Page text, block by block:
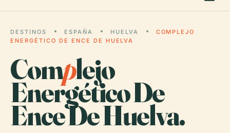
DESTINOS ESPAÑA HUELVA
COMPLEJO
ENERGÉTICO DE ENCE DE HUELVA
Complejo
Energético De
Ence De Huelva.